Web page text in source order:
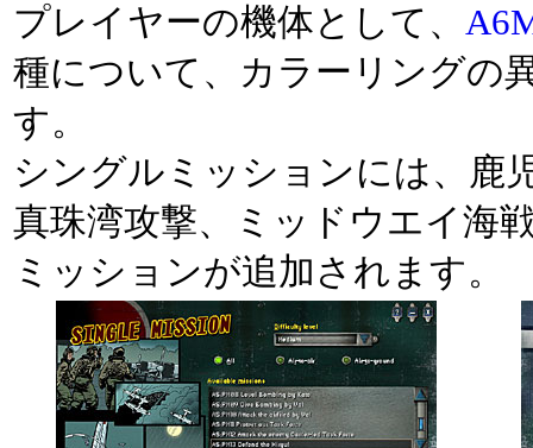
プレイヤーの機体として、
種について、カラーリングの
す。
シングルミッションには、鹿
真珠湾攻撃、ミッドウエイ海
ミッションが追加されます。